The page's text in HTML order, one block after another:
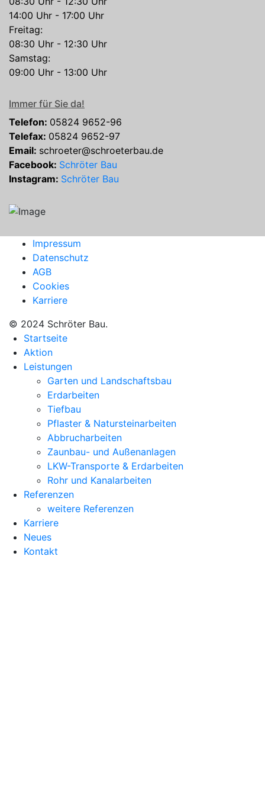
14:00 Uhr - 17:00 Uhr
Freitag:
08:30 Uhr - 12:30 Uhr
Samstag:
09:00 Uhr - 13:00 Uhr
Immer für Sie da!
Telefon: 05824 9652-96
Telefax: 05824 9652-97
Email: schroeter@schroeterbau.de
Facebook: Schröter Bau
Instagram: Schröter Bau
Impressum
Datenschutz
AGB
Cookies
Karriere
© 2024 Schröter Bau.
Startseite
Aktion
Leistungen
Garten und Landschaftsbau
Erdarbeiten
Tiefbau
Pflaster & Natursteinarbeiten
Abbrucharbeiten
Zaunbau- und Außenanlagen
LKW-Transporte & Erdarbeiten
Rohr und Kanalarbeiten
Referenzen
weitere Referenzen
Karriere
Neues
Kontakt